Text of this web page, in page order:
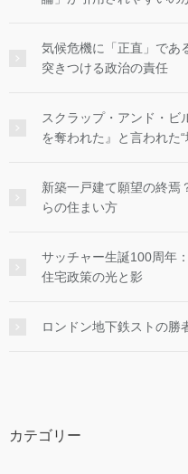
気候危機に「正直」であ
突きつける政治の責任
スクラップ・アンド・ビ
を奪われた』と言われた
新築一戸建て願望の終焉
らの住まい方
サッチャー生誕100周年
住宅政策の光と影
ロンドン地下鉄ストの勝
カテゴリー